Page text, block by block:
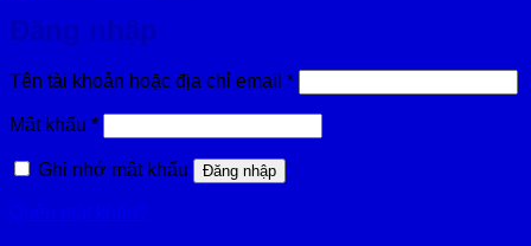
Đăng nhập
Tên tài khoản hoặc địa chỉ email *Bắt
buộc
Mật khẩu *Bắt
buộc
Ghi nhớ mật khẩu
Đăng nhập
Quên mật khẩu?